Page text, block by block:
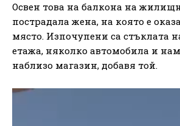
Освен това на балкона на
пострадала жена, на която е
място. Изпочупени са стъклата
етажа, няколко автомобила и
наблизо магазин, добавя той.